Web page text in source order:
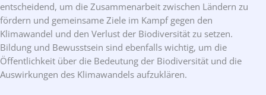
entscheidend, um die Zusammenarbeit zwischen Ländern zu
fördern und gemeinsame Ziele im Kampf gegen den
Klimawandel und den Verlust der Biodiversität zu setzen.
Bildung und Bewusstsein sind ebenfalls wichtig, um die
Öffentlichkeit über die Bedeutung der Biodiversität und die
Auswirkungen des Klimawandels aufzuklären.